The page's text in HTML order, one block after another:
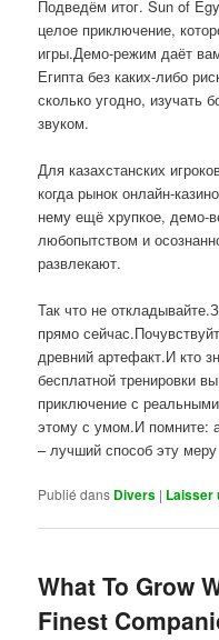
Подведём итог. Sun of
целое приключение,
игры.Демо-режим даёт
Египта без каких-либо
сколько угодно, изучать
звуком.
Для казахстанских
когда рынок онлайн-
нему ещё хрупкое, демо-
любопытством и
развлекают.
Так что не
прямо
древний артефакт.И кто
бесплатной тренировки
приключение с
этому с умом.И помните:
– лучший способ эту меру
Publié dans Divers | Laisser
What To Grow
Finest